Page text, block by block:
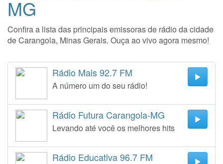
MG
Confira a lista das principais emissoras de rádio da cidade
de Carangola, Minas Gerais. Ouça ao vivo agora mesmo!
Rádio Mais 92.7 FM
A número um do seu rádio!
Rádio Futura Carangola-MG
Levando até você os melhores hits
Rádio Educativa 96.7 FM